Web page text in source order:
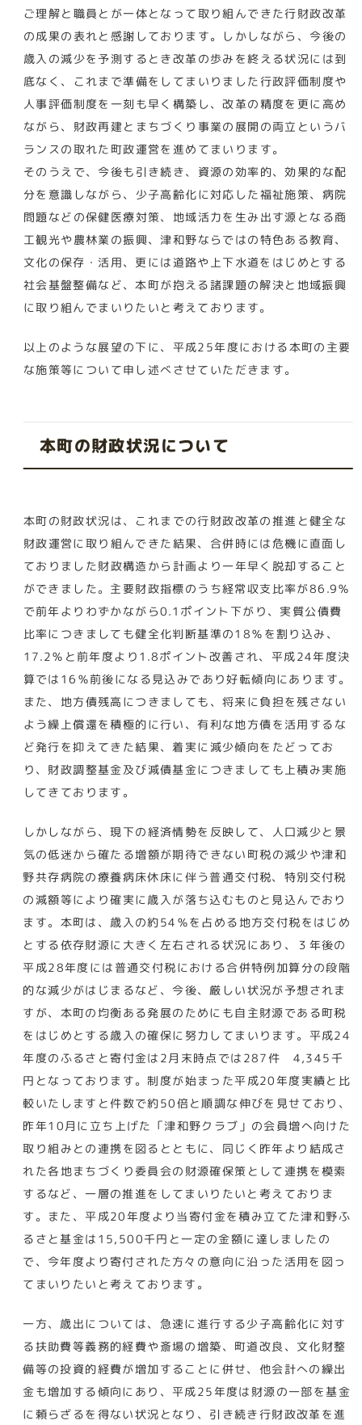
ご理解と職員とが一体となって取り組んできた行財政改革
の成果の表れと感謝しております。しかしながら、今後の
歳入の減少を予測するとき改革の歩みを終える状況には到
底なく、これまで準備をしてまいりました行政評価制度や
人事評価制度を一刻も早く構築し、改革の精度を更に高め
ながら、財政再建とまちづくり事業の展開の両立というバ
ランスの取れた町政運営を進めてまいります。
そのうえで、今後も引き続き、資源の効率的、効果的な配
分を意識しながら、少子高齢化に対応した福祉施策、病院
問題などの保健医療対策、地域活力を生み出す源となる商
工観光や農林業の振興、津和野ならではの特色ある教育、
文化の保存・活用、更には道路や上下水道をはじめとする
社会基盤整備など、本町が抱える諸課題の解決と地域振興
に取り組んでまいりたいと考えております。
以上のような展望の下に、平成25年度における本町の主要
な施策等について申し述べさせていただきます。
本町の財政状況について
本町の財政状況は、これまでの行財政改革の推進と健全な
財政運営に取り組んできた結果、合併時には危機に直面し
ておりました財政構造から計画より一年早く脱却すること
ができました。主要財政指標のうち経常収支比率が86.9％
で前年よりわずかながら0.1ポイント下がり、実質公債費
比率につきましても健全化判断基準の18％を割り込み、
17.2％と前年度より1.8ポイント改善され、平成24年度決
算では16％前後になる見込みであり好転傾向にあります。
また、地方債残高につきましても、将来に負担を残さない
よう繰上償還を積極的に行い、有利な地方債を活用するな
ど発行を抑えてきた結果、着実に減少傾向をたどってお
り、財政調整基金及び減債基金につきましても上積み実施
してきております。
しかしながら、現下の経済情勢を反映して、人口減少と景
気の低迷から確たる増額が期待できない町税の減少や津和
野共存病院の療養病床休床に伴う普通交付税、特別交付税
の減額等により確実に歳入が落ち込むものと見込んでおり
ます。本町は、歳入の約54％を占める地方交付税をはじめ
とする依存財源に大きく左右される状況にあり、３年後の
平成28年度には普通交付税における合併特例加算分の段階
的な減少がはじまるなど、今後、厳しい状況が予想されま
すが、本町の均衡ある発展のためにも自主財源である町税
をはじめとする歳入の確保に努力してまいります。平成24
年度のふるさと寄付金は2月末時点では287件 4,345千
円となっております。制度が始まった平成20年度実績と比
較いたしますと件数で約50倍と順調な伸びを見せており、
昨年10月に立ち上げた「津和野クラブ」の会員増へ向けた
取り組みとの連携を図るとともに、同じく昨年より結成さ
れた各地まちづくり委員会の財源確保策として連携を模索
するなど、一層の推進をしてまいりたいと考えておりま
す。また、平成20年度より当寄付金を積み立てた津和野ふ
るさと基金は15,500千円と一定の金額に達しましたの
で、今年度より寄付された方々の意向に沿った活用を図っ
てまいりたいと考えております。
一方、歳出については、急速に進行する少子高齢化に対す
る扶助費等義務的経費や斎場の増築、町道改良、文化財整
備等の投資的経費が増加することに併せ、他会計への繰出
金も増加する傾向にあり、平成25年度は財源の一部を基金
に頼らざるを得ない状況となり、引き続き行財政改革を進